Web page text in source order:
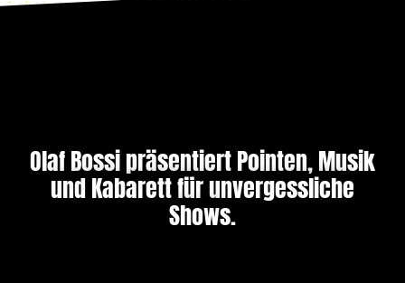
Olaf Bossi präsentiert Pointen, Musik
und Kabarett für unvergessliche
Shows.